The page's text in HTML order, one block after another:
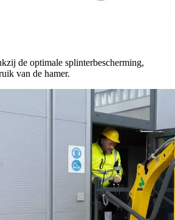
de optimale splinterbescherming,
van de hamer.